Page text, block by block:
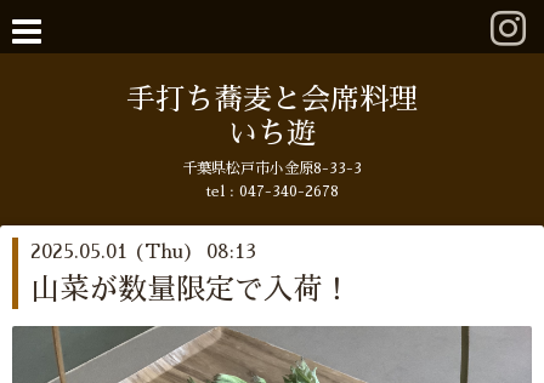
手打ち蕎麦と会席料理
いち遊
千葉県松戸市小金原8-33-3
tel : 047-340-2678
2025.05.01 (Thu) 08:13
山菜が数量限定で入荷！